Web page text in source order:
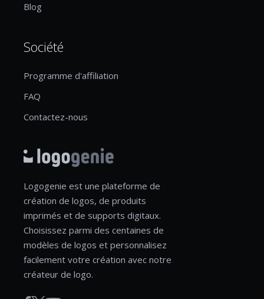
Blog
Société
Programme d'affiliation
FAQ
Contactez-nous
Logogenie est une plateforme de
création de logos, de produits
imprimés et de supports digitaux.
Choisissez parmi des centaines de
modèles de logos et personnalisez
facilement votre création avec notre
créateur de logo.